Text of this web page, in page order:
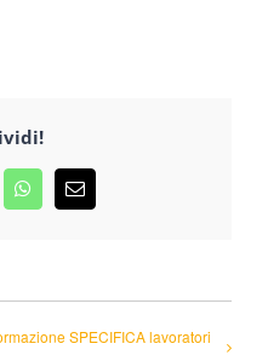
WhatsApp
Email
SPECIFICA lavoratori